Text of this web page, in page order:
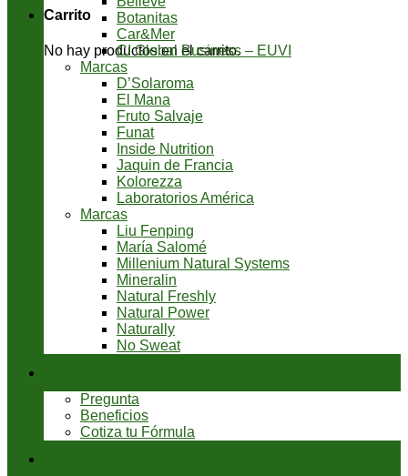
Carrito
No hay productos en el carrito.
Botanitas
Car&Mer
CI Global Business – EUVI
Marcas
D’Solaroma
El Mana
Fruto Salvaje
Funat
Inside Nutrition
Jaquin de Francia
Kolorezza
Laboratorios América
Marcas
Liu Fenping
María Salomé
Millenium Natural Systems
Mineralin
Natural Freshly
Natural Power
Naturally
No Sweat
Pregunta
Beneficios
Cotiza tu Fórmula